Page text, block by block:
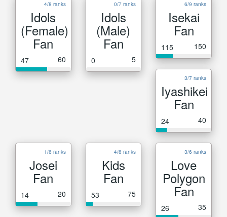
4/8 ranks
Idols
(Female)
Fan
47 60
0/7 ranks
Idols
(Male)
Fan
0 5
6/9 ranks
Isekai
Fan
115 150
3/7 ranks
Iyashikei
Fan
24 40
1/6 ranks
Josei
Fan
14 20
4/6 ranks
Kids
Fan
53 75
3/6 ranks
Love
Polygon
Fan
26 35